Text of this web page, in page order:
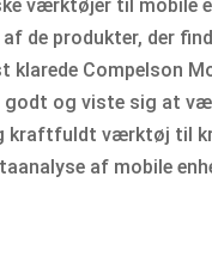
værktøjer til mobile
de produkter, der
klarede Compelson
og viste sig at
kraftfuldt værktøj til
af mobile